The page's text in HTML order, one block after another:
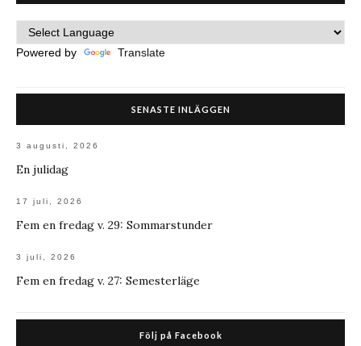
Powered by Translate
SENASTE INLÄGGEN
3 augusti, 2026
En julidag
17 juli, 2026
Fem en fredag v. 29: Sommarstunder
3 juli, 2026
Fem en fredag v. 27: Semesterläge
Följ på Facebook